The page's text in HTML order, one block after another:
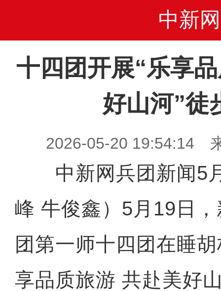
中新网
十四团开展“乐享
好山河”徒
2026-05-20 19:54:14
中新网兵团新闻5
峰 牛俊鑫）5月19日
团第一师十四团在睡
享品质旅游 共赴美好